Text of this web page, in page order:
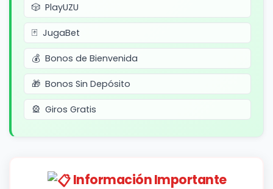
PlayUZU
JugaBet
Bonos de Bienvenida
Bonos Sin Depósito
Giros Gratis
Información Importante